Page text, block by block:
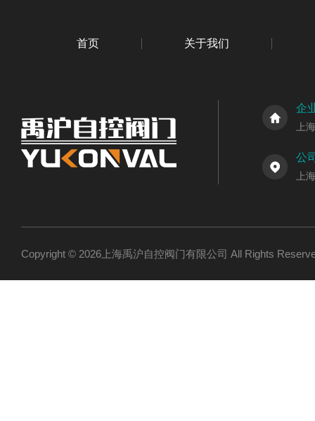
首页 关于我们
企
上
公
上
Copyright © 2026上海禹沪自控阀门有限公司 All Rights